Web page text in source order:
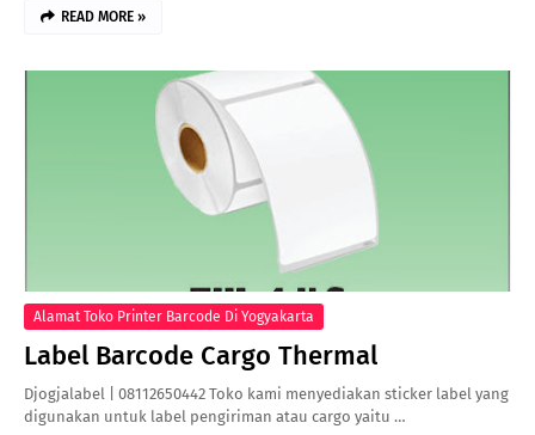
READ MORE »
Alamat Toko Printer Barcode Di Yogyakarta
Label Barcode Cargo Thermal
Djogjalabel | 08112650442 Toko kami menyediakan sticker label yang
digunakan untuk label pengiriman atau cargo yaitu …